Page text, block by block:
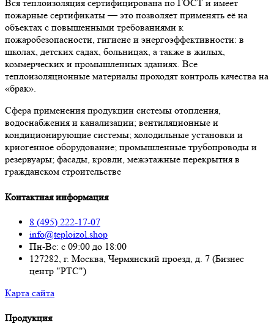
Вся теплоизоляция сертифицирована по ГОСТ и имеет
пожарные сертификаты — это позволяет применять её на
объектах с повышенными требованиями к
пожаробезопасности, гигиене и энергоэффективности: в
школах, детских садах, больницах, а также в жилых,
коммерческих и промышленных зданиях. Все
теплоизоляционные материалы проходят контроль качества на
«брак».
Сфера применения продукции системы отопления,
водоснабжения и канализации; вентиляционные и
кондиционирующие системы; холодильные установки и
криогенное оборудование; промышленные трубопроводы и
резервуары; фасады, кровли, межэтажные перекрытия в
гражданском строительстве
Контактная информация
8 (495) 222-17-07
info@teploizol.shop
Пн-Вс: с 09:00 до 18:00
127282, г. Москва, Чермянский проезд, д. 7 (Бизнес
центр "РТС")
Карта сайта
Продукция